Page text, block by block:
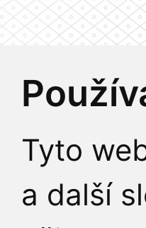
Tyto
a další